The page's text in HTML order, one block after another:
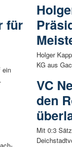
für
ein
Holger
KG aus
VC
den
Mit 0:3